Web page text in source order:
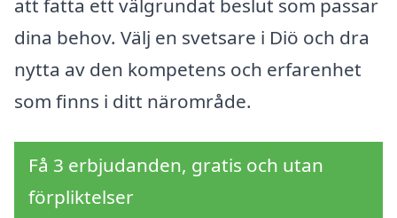
att fatta ett välgrundat beslut som passar
dina behov. Välj en svetsare i Diö och dra
nytta av den kompetens och erfarenhet
som finns i ditt närområde.
Få 3 erbjudanden, gratis och utan
förpliktelser